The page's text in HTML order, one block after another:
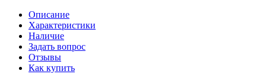
Описание
Характеристики
Наличие
Задать вопрос
Отзывы
Как купить